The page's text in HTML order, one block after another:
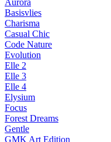
Aurora
Basisvlies
Charisma
Casual Chic
Code Nature
Evolution
Elle 2
Elle 3
Elle 4
Elysium
Focus
Forest Dreams
Gentle
GMK Art Edition